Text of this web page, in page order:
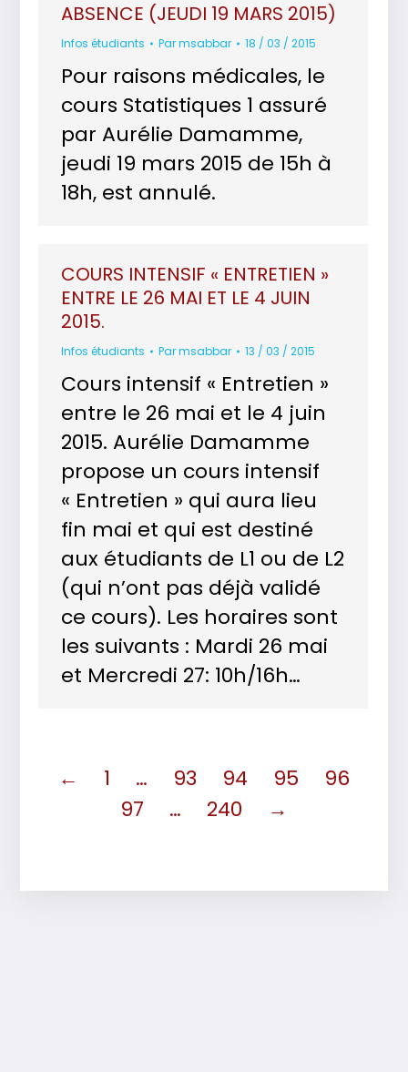
ABSENCE (JEUDI 19 MARS 2015)
Infos étudiants Parmsabbar 18 / 03 / 2015
Pour raisons médicales, le
cours Statistiques 1 assuré
par Aurélie Damamme,
jeudi 19 mars 2015 de 15h à
18h, est annulé.
COURS INTENSIF « ENTRETIEN »
ENTRE LE 26 MAI ET LE 4 JUIN
2015.
Infos étudiants Parmsabbar 13 / 03 / 2015
Cours intensif « Entretien »
entre le 26 mai et le 4 juin
2015. Aurélie Damamme
propose un cours intensif
« Entretien » qui aura lieu
fin mai et qui est destiné
aux étudiants de L1 ou de L2
(qui n’ont pas déjà validé
ce cours). Les horaires sont
les suivants : Mardi 26 mai
et Mercredi 27: 10h/16h…
← 1 … 93 94 95
96
97
… 240 →